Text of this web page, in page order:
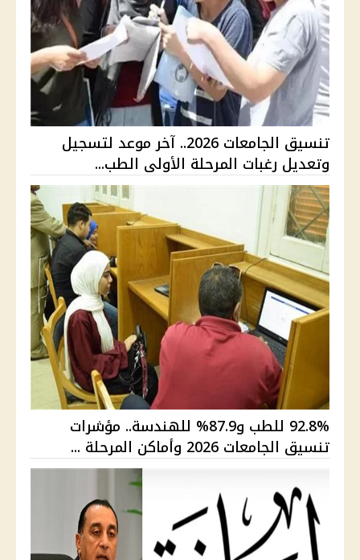
تنسيق الجامعات 2026.. آخر موعد لتسجيل
وتعديل رغبات المرحلة الأولى الطب...
92.8% للطب و87.9% للهندسة.. مؤشرات
تنسيق الجامعات 2026 وأماكن المرحلة ...